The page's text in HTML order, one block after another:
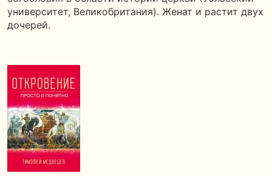
университет, Великобритания). Женат и растит двух
дочерей.